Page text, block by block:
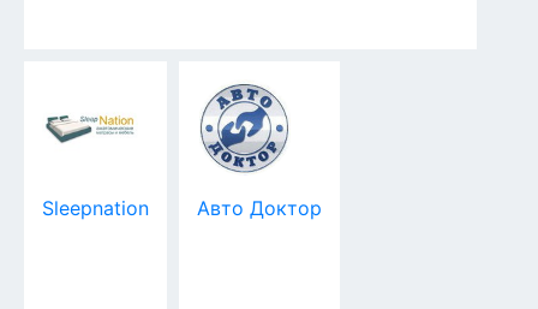
Sleepnation Авто Доктор